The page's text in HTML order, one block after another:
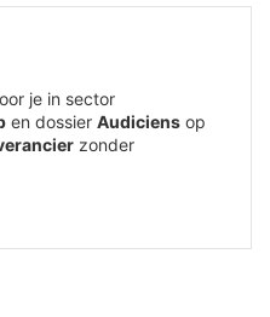
je in sector
en dossier Audiciens op
zonder